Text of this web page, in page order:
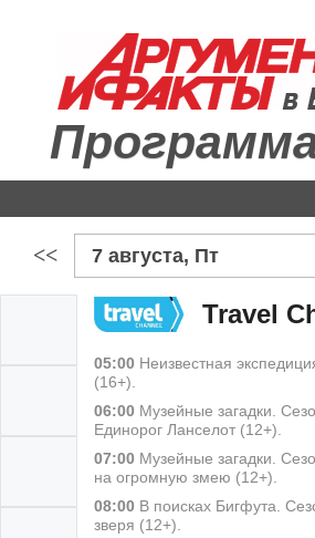
<< 7 августа, Пт
Travel
05:00 Неизвестная
(16+).
06:00 Музейные загадки.
Единорог Ланселот (12+).
07:00 Музейные загадки.
на огромную змею (12+).
08:00 В поисках Бигфута.
зверя (12+).